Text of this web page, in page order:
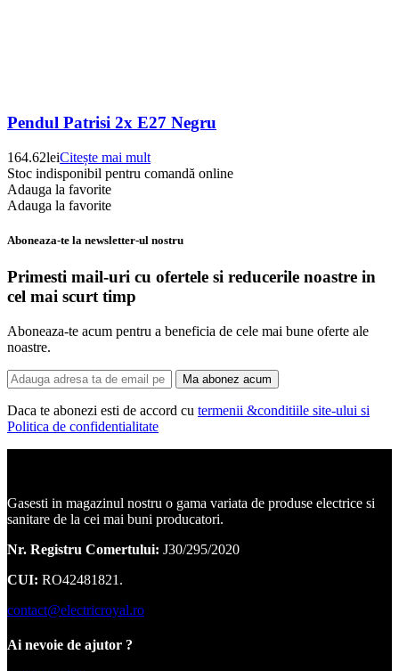
Pendul Patrisi 2x E27 Negru
164.62leiCitește mai mult
Stoc indisponibil pentru comandă online
Adauga la favorite
Adauga la favorite
Aboneaza-te la newsletter-ul nostru
Primesti mail-uri cu ofertele si reducerile noastre in
cel mai scurt timp
Aboneaza-te acum pentru a beneficia de cele mai bune oferte ale
noastre.
Ma abonez acum
Daca te abonezi esti de accord cu termenii &conditiile site-ului si
Politica de confidentialitate
Gasesti in magazinul nostru o gama variata de produse electrice si
sanitare de la cei mai buni producatori.
Nr. Registru Comertului: J30/295/2020
CUI: RO42481821.
contact@electricroyal.ro
Ai nevoie de ajutor ?